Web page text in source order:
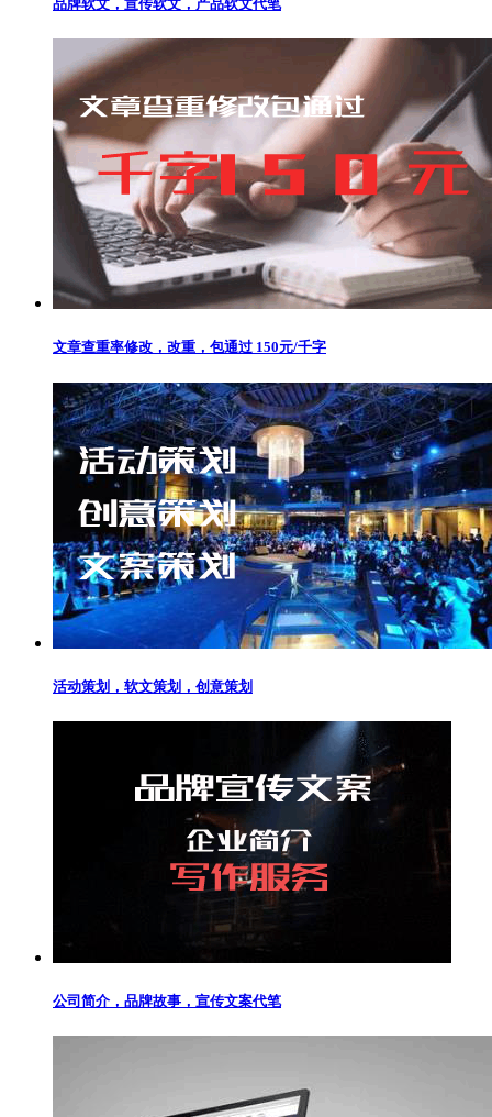
品牌软文，宣传软文，产品软文代笔
文章查重率修改，改重，包通过 150元/千字
活动策划，软文策划，创意策划
公司简介，品牌故事，宣传文案代笔